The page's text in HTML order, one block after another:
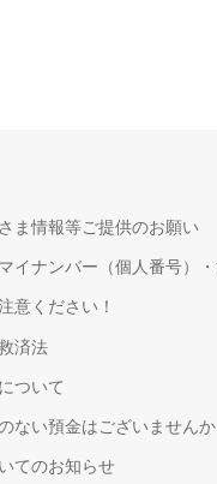
ま情報等ご提供のお願い
イナンバー（個人番号）
意ください！
済法
ついて
ない預金はございませんか
てのお知らせ